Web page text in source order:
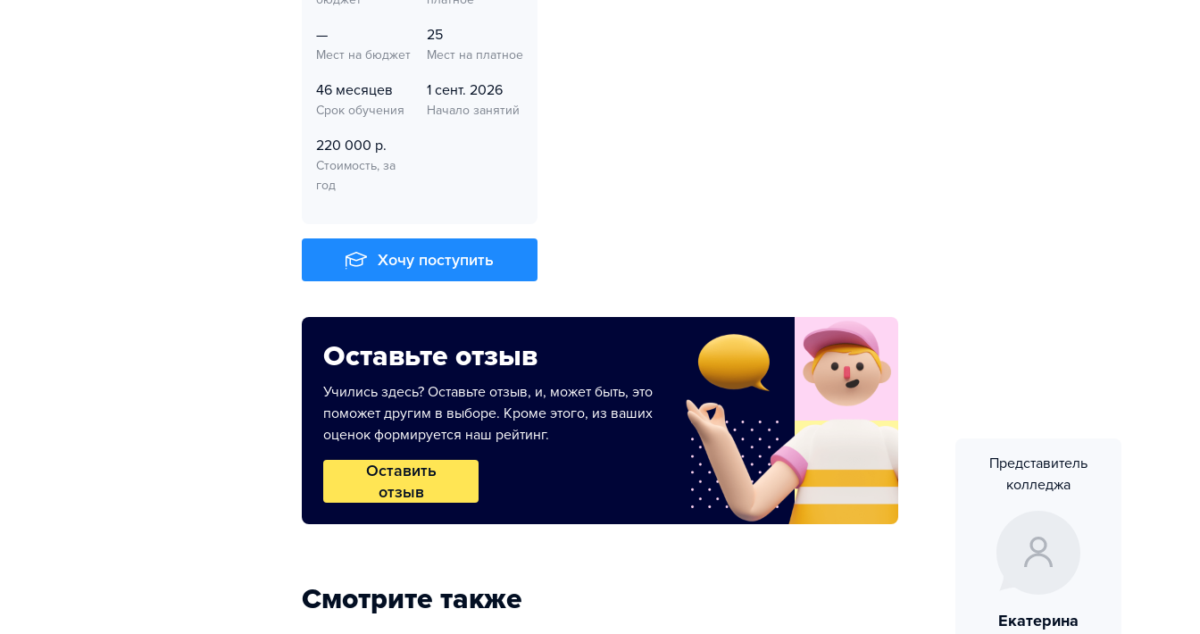
—
Мест на бюджет
25
Мест на платное
46 месяцев
Срок обучения
1 сент. 2026
Начало занятий
220 000 р.
Стоимость, за
год
Хочу поступить
Оставьте отзыв
Учились здесь? Оставьте отзыв, и, может быть, это
поможет другим в выборе. Кроме этого, из ваших
оценок формируется наш рейтинг.
Оставить
отзыв
Смотрите также
Представитель
колледжа
Екатерина